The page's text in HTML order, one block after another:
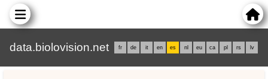
data.biolovision.net fr de it en es nl eu ca pl rs lv